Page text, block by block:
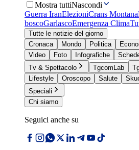
Mostra tuttiNascondi
Guerra IranElezioniCrans Montana
boscoGarlascoEmergenza Clima
Tutte le notizie del giorno
Cronaca
Mondo Politica
Video
Foto Infografiche
Tv & Spettacolo
TgcomLab
Lifestyle
Oroscopo Salute
Speciali
Chi siamo
Seguici anche su